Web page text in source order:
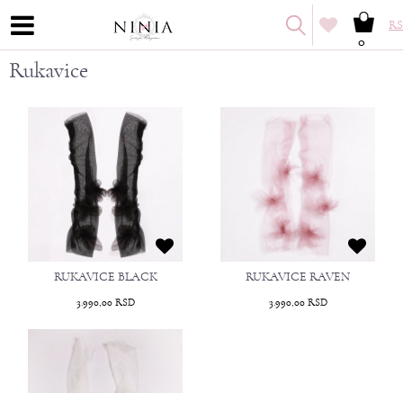
RS
0
Rukavice
RUKAVICE BLACK
3.990,00 RSD
RUKAVICE RAVEN
3.990,00 RSD